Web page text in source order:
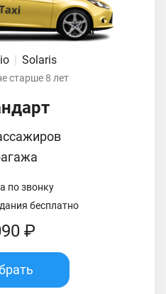
| Solaris
старше 8 лет
по звонку
бесплатно
₽